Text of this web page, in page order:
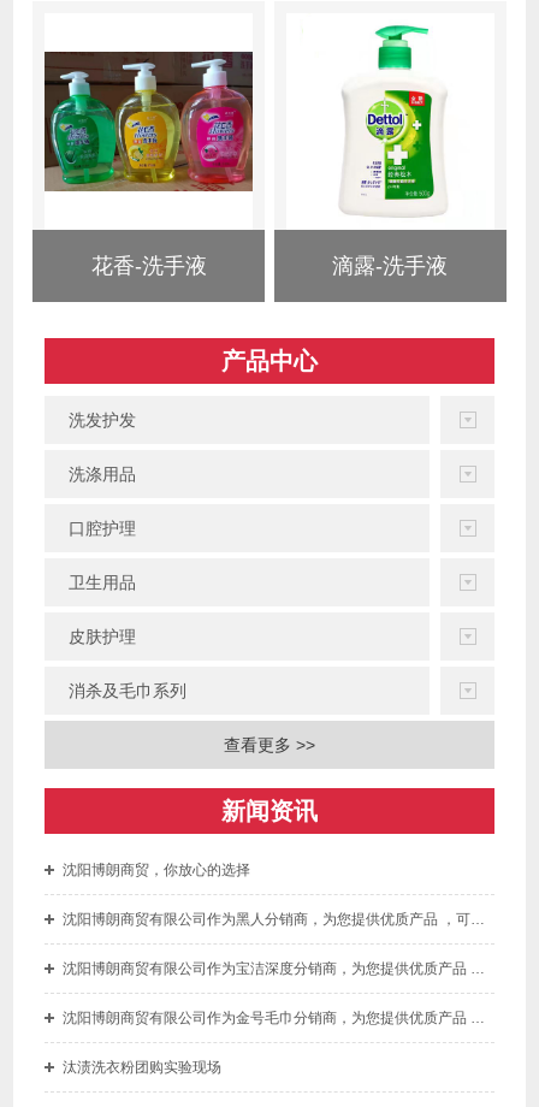
花香-洗手液 滴露-洗手液
产品中心
洗发护发
洗涤用品
口腔护理
卫生用品
皮肤护理
消杀及毛巾系列
查看更多 >>
新闻资讯
沈阳博朗商贸，你放心的选择
沈阳博朗商贸有限公司作为黑人分销商，为您提供优质产品 ，可为您开增值税专用发票
沈阳博朗商贸有限公司作为宝洁深度分销商，为您提供优质产品 ，可为您开增值税专用发票
沈阳博朗商贸有限公司作为金号毛巾分销商，为您提供优质产品 ，可为您开增值税专用发票。
汰渍洗衣粉团购实验现场